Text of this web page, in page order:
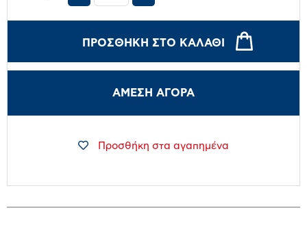
ΠΡΟΣΘΉΚΗ ΣΤΟ ΚΑΛΆΘΙ
ΑΜΕΣΗ ΑΓΟΡΑ
Προσθήκη στα αγαπημένα